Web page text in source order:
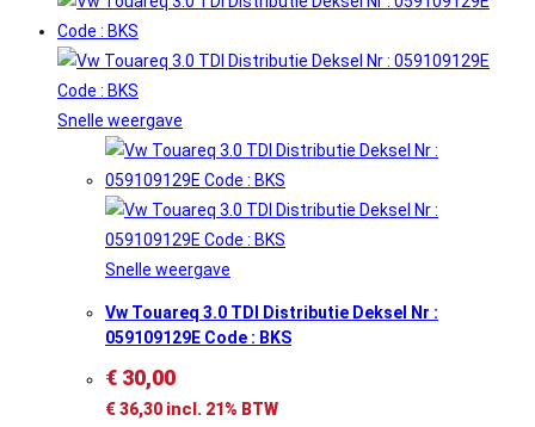
Snelle weergave
Snelle weergave
Vw Touareq 3.0 TDI Distributie Deksel Nr :
059109129E Code : BKS
€ 30,00
€36,30 incl. 21% BTW